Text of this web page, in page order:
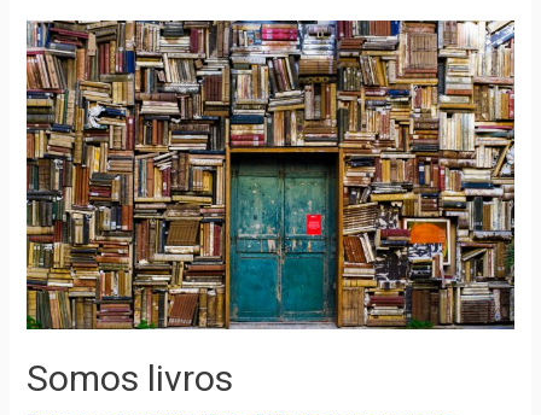
Somos livros